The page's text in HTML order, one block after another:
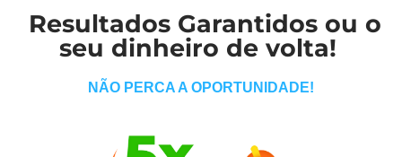
Resultados Garantidos ou o
seu dinheiro de volta!
NÃO PERCA A OPORTUNIDADE!